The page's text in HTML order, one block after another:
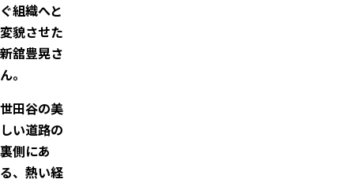
ぐ組織へと
変貌させた
新舘豊晃さ
ん。
世田谷の美
しい道路の
裏側にあ
る、熱い経